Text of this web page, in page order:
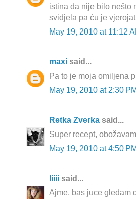
istina da nije bilo nešto
svidjela pa ću je
May 19, 2010 at 11:12
maxi said...
Pa to je moja omiljena
May 19, 2010 at 2:30 PM
Retka Zverka said...
Super recept,
May 19, 2010 at 4:50 PM
Iiiii said...
Ajme, bas juce gledam